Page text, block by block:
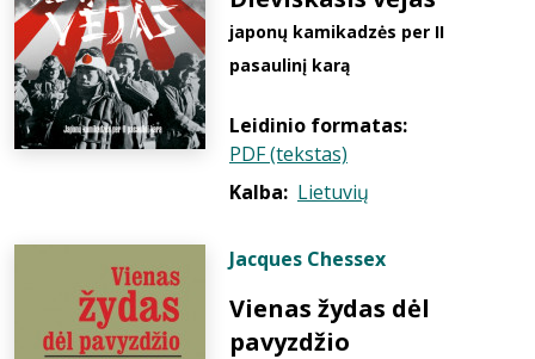
japonų kamikadzės per II
pasaulinį karą
Leidinio formatas:
PDF (tekstas)
Kalba: Lietuvių
Jacques Chessex
Vienas žydas dėl
pavyzdžio